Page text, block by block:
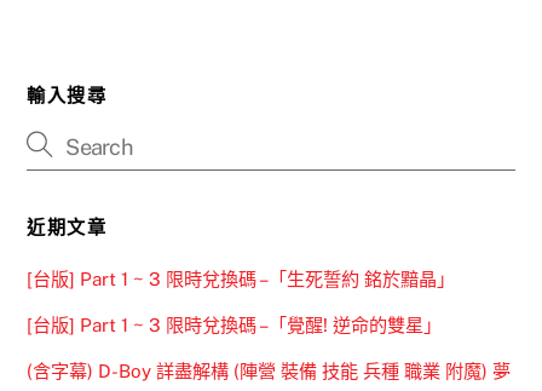
輸入搜尋
近期文章
[台版] Part 1 ~ 3 限時兌換碼 –「生死誓約 銘於黯晶」
[台版] Part 1 ~ 3 限時兌換碼 –「覺醒! 逆命的雙星」
(含字幕) D-Boy 詳盡解構 (陣營 裝備 技能 兵種 職業 附魔) 夢